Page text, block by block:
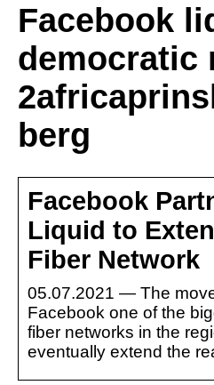
Facebook
democratic
berg
Facebook
Liquid to
Fiber Network
05.07.2021 — The
Facebook one of the
fiber networks in the
eventually extend the